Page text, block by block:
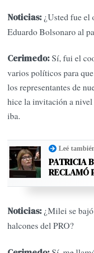
Noticias: ¿Usted fue el
Eduardo Bolsonaro al
Cerimedo:Sí, fui el
varios políticos para
los representantes de
hice la invitación a
iba.
Leé
PATRICIA
RECLAMÓ
Noticias: ¿Milei se
halcones del PRO?